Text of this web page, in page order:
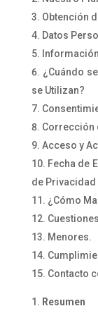
Obtención
Datos
¿Cuándo
se Utilizan?
Corrección
Acceso y
Fecha de
de Privacidad
¿Cómo
Menores.
Contacto
Resumen